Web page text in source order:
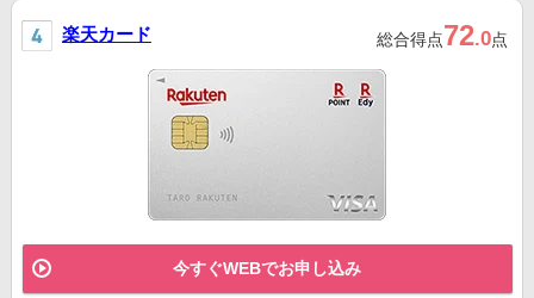
楽天カード 総合得点72.0点
今すぐWEBでお申し込み